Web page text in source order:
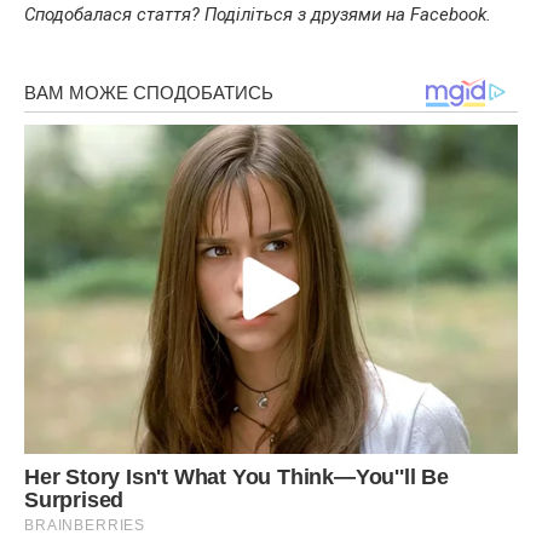
Сподобалася стаття? Поділіться з друзями на Facebook.